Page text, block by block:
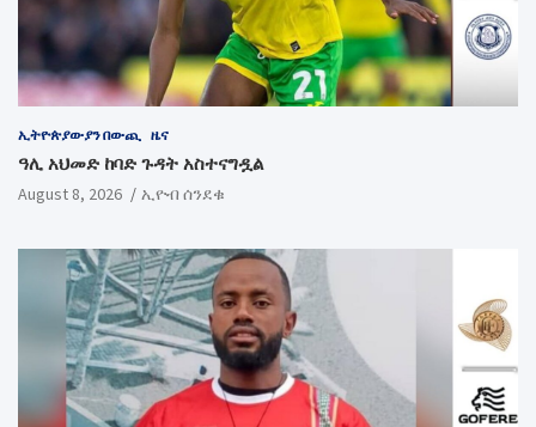
ኢትዮጵያውያን በውጪ ዜና
ዓሊ አህመድ ከባድ ጉዳት አስተናግዷል
August 8, 2026 ኢዮብ ሰንደቁ